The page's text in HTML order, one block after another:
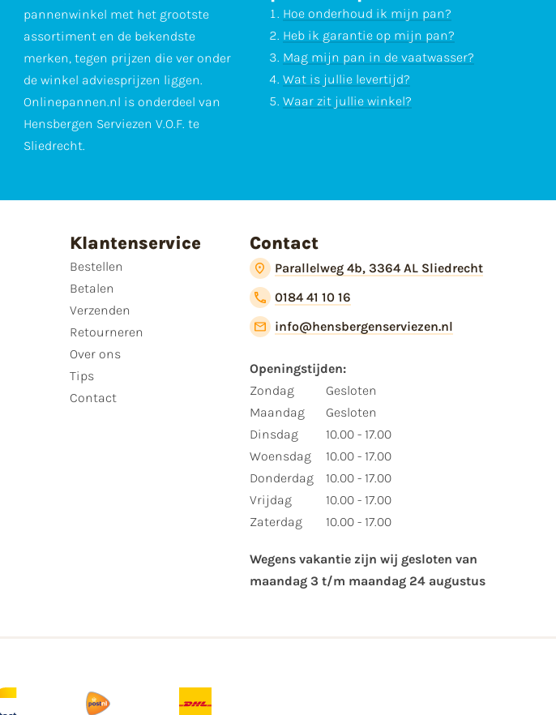
pannenwinkel met het grootste
assortiment en de bekendste
merken, tegen prijzen die ver onder
de winkel adviesprijzen liggen.
Onlinepannen.nl is onderdeel van
Hensbergen Serviezen V.O.F. te
Sliedrecht.
Hoe onderhoud ik mijn pan?
Heb ik garantie op mijn pan?
Mag mijn pan in de vaatwasser?
Wat is jullie levertijd?
Waar zit jullie winkel?
Klantenservice
Bestellen
Betalen
Verzenden
Retourneren
Over ons
Tips
Contact
Contact
Parallelweg 4b, 3364 AL Sliedrecht
0184 41 10 16
info@hensbergenserviezen.nl
Openingstijden:​
​Zondag
Maandag
Dinsdag
Woensdag
Donderdag
Vrijdag
Zaterdag
Gesloten
Gesloten
10.00 - 17.00
10.00 - 17.00
10.00 - 17.00
10.00 - 17.00
10.00 - 17.00
Wegens vakantie zijn wij gesloten van ​
maandag 3 t/m maandag 24 augustus